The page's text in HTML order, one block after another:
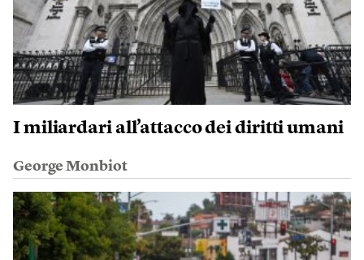
I miliardari all’attacco dei diritti umani
George Monbiot